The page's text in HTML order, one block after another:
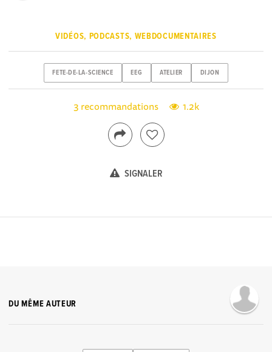
VIDÉOS, PODCASTS, WEBDOCUMENTAIRES
FETE-DE-LA-SCIENCE EEG ATELIER DIJON
3 recommandations 1.2k
SIGNALER
DU MÊME AUTEUR